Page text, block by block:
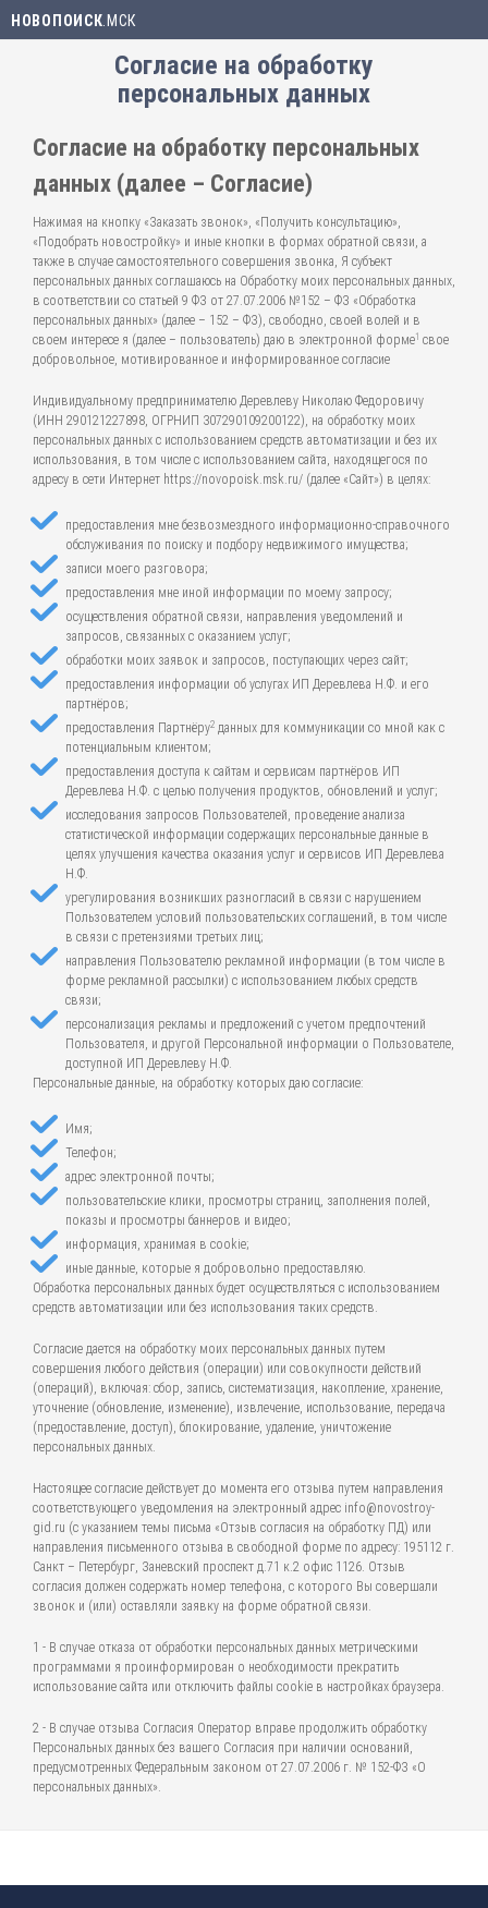
НОВОПОИСК .МСК
Согласие на обработку
персональных данных
Согласие на обработку персональных
данных (далее – Согласие)
Нажимая на кнопку «Заказать звонок», «Получить консультацию»,
«Подобрать новостройку» и иные кнопки в формах обратной связи, а
также в случае самостоятельного совершения звонка, Я субъект
персональных данных соглашаюсь на Обработку моих персональных данных,
в соответствии со статьей 9 ФЗ от 27.07.2006 №152 – ФЗ «Обработка
персональных данных» (далее – 152 – ФЗ), свободно, своей волей и в
своем интересе я (далее – пользователь) даю в электронной форме1 свое
добровольное, мотивированное и информированное согласие
Индивидуальному предпринимателю Деревлеву Николаю Федоровичу
(ИНН 290121227898, ОГРНИП 307290109200122), на обработку моих
персональных данных с использованием средств автоматизации и без их
использования, в том числе с использованием сайта, находящегося по
адресу в сети Интернет https://novopoisk.msk.ru/ (далее «Сайт») в целях:
предоставления мне безвозмездного информационно-справочного
обслуживания по поиску и подбору недвижимого имущества;
записи моего разговора;
предоставления мне иной информации по моему запросу;
осуществления обратной связи, направления уведомлений и
запросов, связанных с оказанием услуг;
обработки моих заявок и запросов, поступающих через сайт;
предоставления информации об услугах ИП Деревлева Н.Ф. и его
партнёров;
предоставления Партнёру2 данных для коммуникации со мной как с
потенциальным клиентом;
предоставления доступа к сайтам и сервисам партнёров ИП
Деревлева Н.Ф. с целью получения продуктов, обновлений и услуг;
исследования запросов Пользователей, проведение анализа
статистической информации содержащих персональные данные в
целях улучшения качества оказания услуг и сервисов ИП Деревлева
Н.Ф.
урегулирования возникших разногласий в связи с нарушением
Пользователем условий пользовательских соглашений, в том числе
в связи с претензиями третьих лиц;
направления Пользователю рекламной информации (в том числе в
форме рекламной рассылки) с использованием любых средств
связи;
персонализация рекламы и предложений с учетом предпочтений
Пользователя, и другой Персональной информации о Пользователе,
доступной ИП Деревлеву Н.Ф.
Персональные данные, на обработку которых даю согласие:
Имя;
Телефон;
адрес электронной почты;
пользовательские клики, просмотры страниц, заполнения полей,
показы и просмотры баннеров и видео;
информация, хранимая в cookie;
иные данные, которые я добровольно предоставляю.
Обработка персональных данных будет осуществляться с использованием
средств автоматизации или без использования таких средств.
Согласие дается на обработку моих персональных данных путем
совершения любого действия (операции) или совокупности действий
(операций), включая: сбор, запись, систематизация, накопление, хранение,
уточнение (обновление, изменение), извлечение, использование, передача
(предоставление, доступ), блокирование, удаление, уничтожение
персональных данных.
Настоящее согласие действует до момента его отзыва путем направления
соответствующего уведомления на электронный адрес info@novostroy-
gid.ru (с указанием темы письма «Отзыв согласия на обработку ПД) или
направления письменного отзыва в свободной форме по адресу: 195112 г.
Санкт – Петербург, Заневский проспект д.71 к.2 офис 1126. Отзыв
согласия должен содержать номер телефона, с которого Вы совершали
звонок и (или) оставляли заявку на форме обратной связи.
1 - В случае отказа от обработки персональных данных метрическими
программами я проинформирован о необходимости прекратить
использование сайта или отключить файлы cookie в настройках браузера.
2 - В случае отзыва Согласия Оператор вправе продолжить обработку
Персональных данных без вашего Согласия при наличии оснований,
предусмотренных Федеральным законом от 27.07.2006 г. № 152-ФЗ «О
персональных данных».